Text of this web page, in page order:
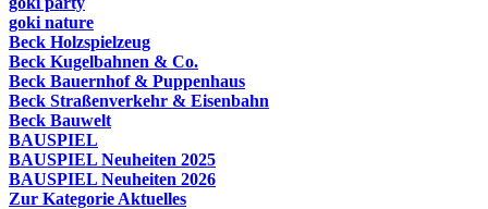
goki nature
Beck Holzspielzeug
Beck Kugelbahnen & Co.
Beck Bauernhof & Puppenhaus
Beck Straßenverkehr & Eisenbahn
Beck Bauwelt
BAUSPIEL
BAUSPIEL Neuheiten 2025
BAUSPIEL Neuheiten 2026
Zur Kategorie Aktuelles